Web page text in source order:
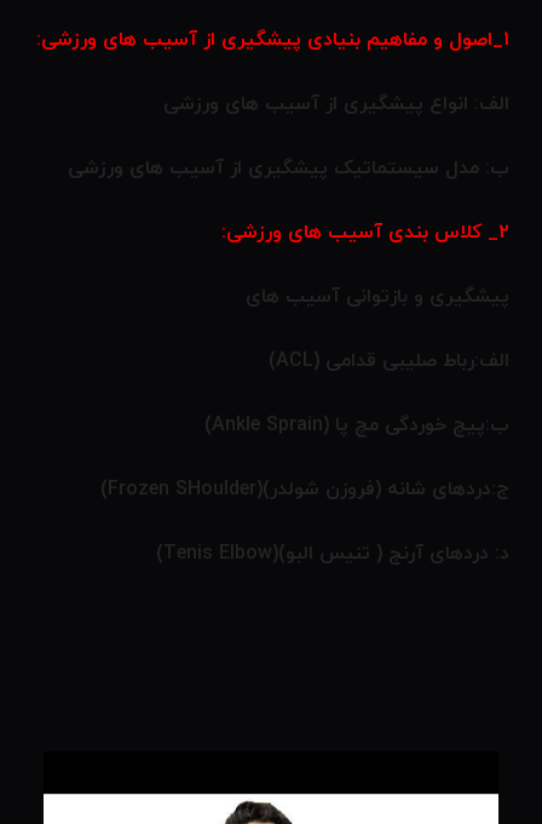
۱_اصول و مفاهیم بنیادی پیشگیری از آسیب های ورزشی:
الف: انواع پیشگیری از آسیب های ورزشی
ب: مدل سیستماتیک پیشگیری از آسیب های ورزشی
۲_ کلاس بندی آسیب های ورزشی:
پیشگیری و بازتوانی آسیب های
الف:رباط صلیبی قدامی (ACL)
ب:پیچ خوردگی مچ پا (Ankle Sprain)
ج:دردهای شانه (فروزن شولدر)(Frozen SHoulder)
د: دردهای آرنج ( تنیس البو)(Tenis Elbow)